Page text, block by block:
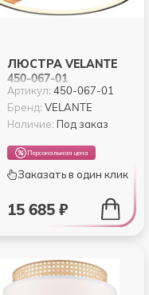
ЛЮСТРА VELANTE
450-067-01
Артикул:450-067-01
Бренд:VELANTE
Наличие: Под заказ
Персональная цена
Заказать в один клик
15 685 ₽